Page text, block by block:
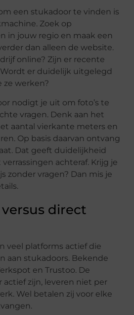
een stukadoor te vinden is
Zoek op
in jouw regio en maak een
dan alleen de website.
online? Zijn er recente
er duidelijk uitgelegd
ze werken?
nodigt je uit om foto’s te
vragen. Denk aan het
aantal vierkante meters en
Op basis daarvan ontvang
Dat geeft duidelijkheid
achteraf. Krijg je
zonder vragen? Dan mis je
direct
veel platforms actief die
aan stukadoors. Bekende
en Trustoo. De
actief zijn, leveren niet per
Wel betalen zij voor elke